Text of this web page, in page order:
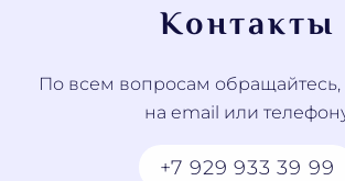
Контакты
По всем вопросам обращайтесь,
на email или
+7 929 933 39 99